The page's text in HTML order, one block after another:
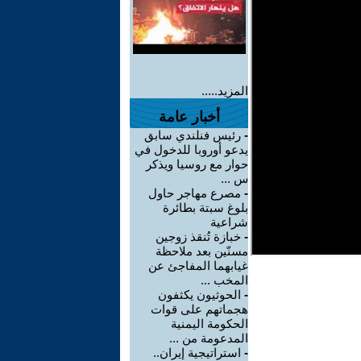
المزيد.....
أخبار عامة
- رئيس فنلندي سابق
يدعو أوروبا للدخول في
حوار مع روسيا ويذكر
س ...
- مصرع مهاجر حاول
بلوغ سبتة بطائرة
شراعية
- خبازة تُنقذ زوجين
مسنّين بعد ملاحظة
غيابهما المفاجئ عن
المخب ...
- الحوثيون يكثفون
هجماتهم على قوات
الحكومة اليمنية
المدعومة من ...
- استراتيجية إيران..